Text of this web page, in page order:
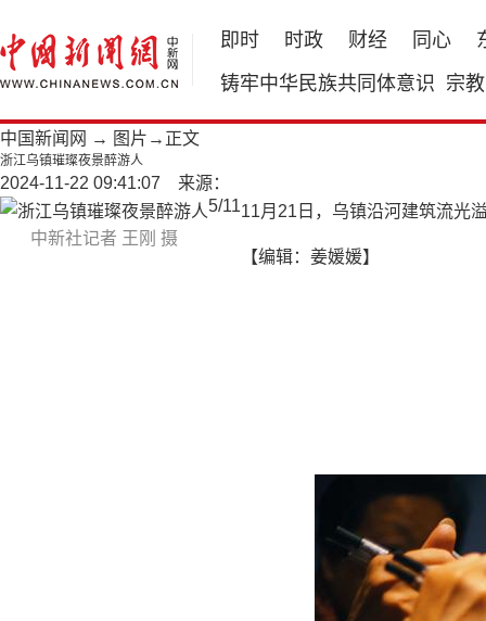
即时 时政 财经 同心
铸牢中华民族共同体意识 宗教
中国新闻网 → 图片 →正文
浙江乌镇璀璨夜景醉游人
2024-11-22 09:41:07 来源：
中新社记者 王刚 摄
5/1111月21日，乌镇沿河建筑流光
【编辑：姜媛媛】